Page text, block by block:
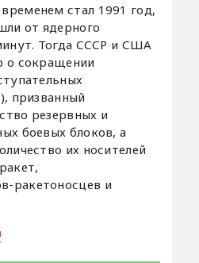
стал 1991 год,
от ядерного
Тогда СССР и США
о сокращении
призванный
резервных и
боевых блоков, а
их носителей
ракетоносцев и